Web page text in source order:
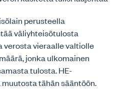
perusteella
väliyhteisötulosta
verosta vieraalle valtiolle
jonka ulkomainen
tulosta. HE-
tähän sääntöön.